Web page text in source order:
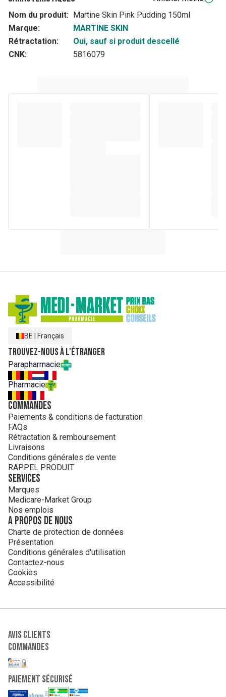
Nom du produit: Martine Skin Pink Pudding 150ml
Marque:
MARTINE SKIN
Rétractation:
Oui, sauf si produit descellé
CNK:
5816079
BE Français
Trouvez-nous à l'étranger
Parapharmacie
Pharmacie
Commandes
Paiements & conditions de facturation
FAQs
Rétractation & remboursement
Livraisons
Conditions générales de vente
RAPPEL PRODUIT
Services
Marques
Medicare-Market Group
Nos emplois
A propos de nous
Charte de protection de données
Présentation
Conditions générales d'utilisation
Contactez-nous
Cookies
Accessibilité
Avis clients
Commandes
paiement sécurisé